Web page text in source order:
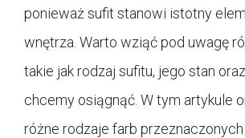
ponieważ sufit stanowi istotny
wnętrza. Warto wziąć pod uwagę
takie jak rodzaj sufitu, jego stan
chcemy osiągnąć. W tym artykule
różne rodzaje farb